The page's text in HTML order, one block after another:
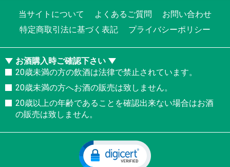
当サイトについて よくあるご質問
お問い合わせ
特定商取引法に基づく表記
プライバシーポリシー
お酒購入時ご確認下さい
20歳未満の方の飲酒は法律で禁止されています。
20歳未満の方へお酒の販売は致しません。
20歳以上の年齢であることを確認出来ない場合はお酒
の販売は致しません。